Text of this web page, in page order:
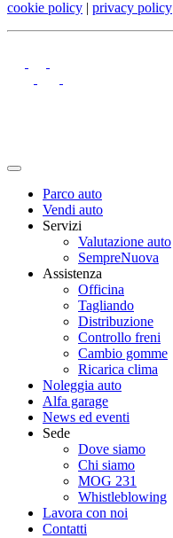
cookie policy | privacy policy
Parco auto
Vendi auto
Servizi
Valutazione auto
SempreNuova
Assistenza
Officina
Tagliando
Distribuzione
Controllo freni
Cambio gomme
Ricarica clima
Noleggia auto
Alfa garage
News ed eventi
Sede
Dove siamo
Chi siamo
MOG 231
Whistleblowing
Lavora con noi
Contatti